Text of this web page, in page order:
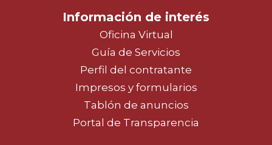
Información de interés
Oficina Virtual
Guía de Servicios
Perfil del contratante
Impresos y formularios
Tablón de anuncios
Portal de Transparencia